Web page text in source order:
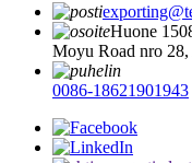
Huone
Moyu Road nro
0086-18621901943